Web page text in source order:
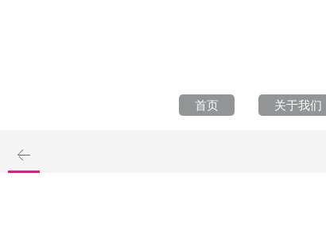
首页 关于我们